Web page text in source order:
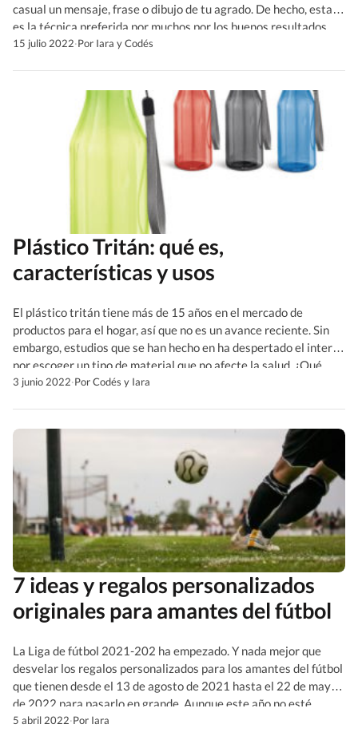
casual un mensaje, frase o dibujo de tu agrado. De hecho, esta
es la técnica preferida por muchos por los buenos resultados
que se obtienen con ella y porque la pieza durará mucho tiempo.
15 julio 2022·Por Iara y Codés
Plástico Tritán: qué es,
características y usos
El plástico tritán tiene más de 15 años en el mercado de
productos para el hogar, así que no es un avance reciente. Sin
embargo, estudios que se han hecho en ha despertado el interés
por escoger un tipo de material que no afecte la salud. ¿Qué
resultados han arrojado esos estudios? ¿Qué dicen acerca […]
3 junio 2022·Por Codés y Iara
7 ideas y regalos personalizados
originales para amantes del fútbol
La Liga de fútbol 2021-202 ha empezado. Y nada mejor que
desvelar los regalos personalizados para los amantes del fútbol
que tienen desde el 13 de agosto de 2021 hasta el 22 de mayo
de 2022 para pasarlo en grande. Aunque este año no esté
Messi en la liga española, esperamos muchos triunfos y regalos
5 abril 2022·Por Iara